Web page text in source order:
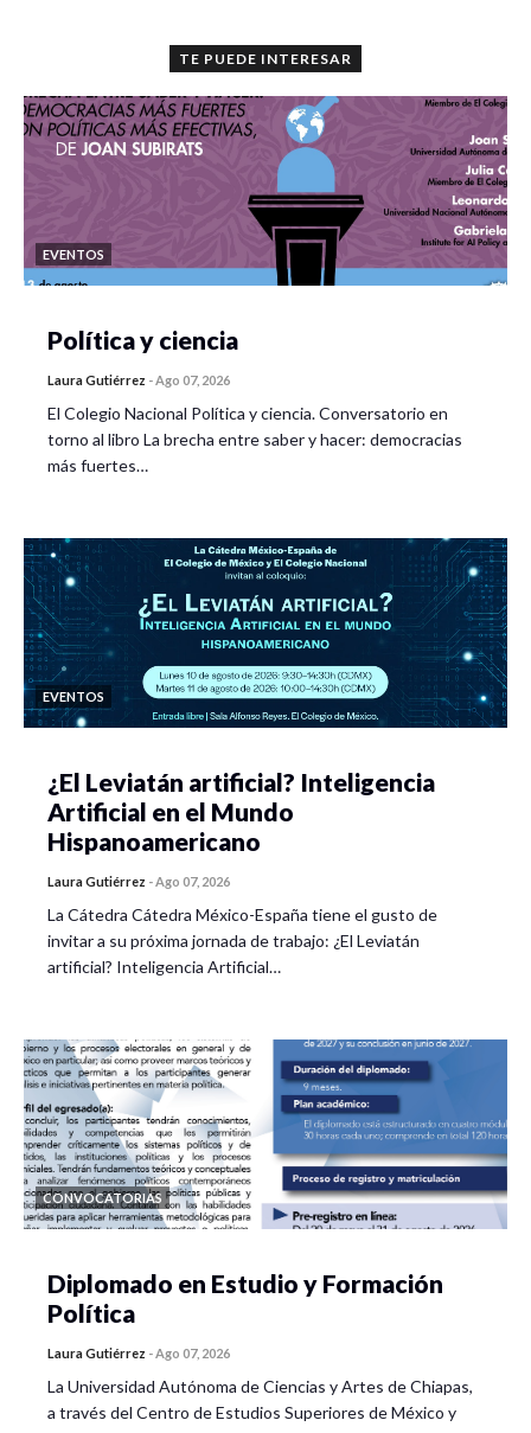
TE PUEDE INTERESAR
EVENTOS
Política y ciencia
Laura Gutiérrez -Ago 07, 2026
El Colegio Nacional Política y ciencia. Conversatorio en
torno al libro La brecha entre saber y hacer: democracias
más fuertes…
EVENTOS
¿El Leviatán artificial? Inteligencia
Artificial en el Mundo
Hispanoamericano
Laura Gutiérrez -Ago 07, 2026
La Cátedra Cátedra México-España tiene el gusto de
invitar a su próxima jornada de trabajo: ¿El Leviatán
artificial? Inteligencia Artificial…
CONVOCATORIAS
Diplomado en Estudio y Formación
Política
Laura Gutiérrez -Ago 07, 2026
La Universidad Autónoma de Ciencias y Artes de Chiapas,
a través del Centro de Estudios Superiores de México y